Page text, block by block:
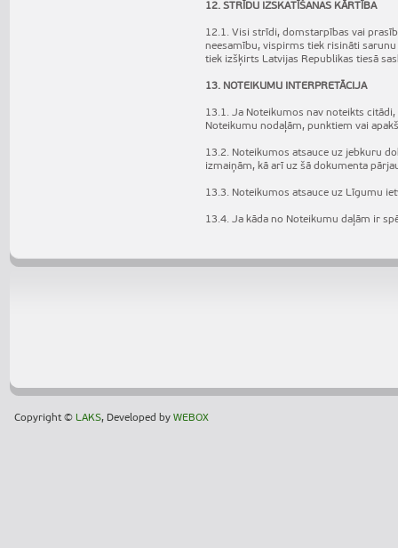
12. STRĪDU IZSKATĪŠANAS KĀRTĪBA
12.1. Visi strīdi, domstarpības vai
neesamību, vispirms tiek risināti
tiek izšķirts Latvijas Republikas tiesā
13. NOTEIKUMU INTERPRETĀCIJA
13.1. Ja Noteikumos nav noteikts
Noteikumu nodaļām, punktiem vai
13.2. Noteikumos atsauce uz jebkuru
izmaiņām, kā arī uz šā dokumenta
13.3. Noteikumos atsauce uz Līgumu
13.4. Ja kāda no Noteikumu daļām ir
Copyright © LAKS, Developed by WEBOX